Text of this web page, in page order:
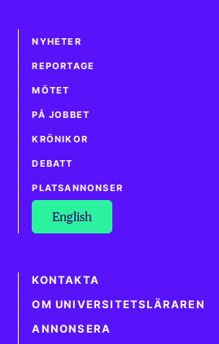
NYHETER
REPORTAGE
MÖTET
PÅ JOBBET
KRÖNIKOR
DEBATT
PLATSANNONSER
English
KONTAKTA
OM UNIVERSITETSLÄRAREN
ANNONSERA